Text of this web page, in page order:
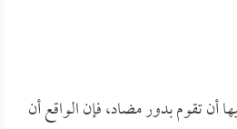
أن تقوم بدور مضاد، فإن الواقع أن